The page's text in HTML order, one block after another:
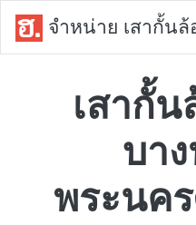
จำหน่าย เสากั้น
เสากั้
บา
พระนค